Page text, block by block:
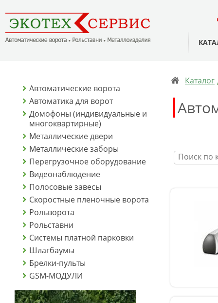
Автоматические ворота
Автоматика для ворот
Домофоны (индивидуальные и
многоквартирные)
Металлические двери
Металлические заборы
Перегрузочное оборудование
Видеонаблюдение
Полосовые завесы
Скоростные пленочные ворота
Рольворота
Рольставни
Системы платной парковки
Шлагбаумы
Брелки-пульты
GSM-МОДУЛИ
Каталог